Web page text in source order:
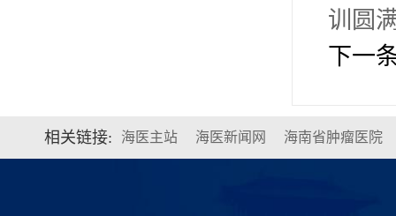
训圆
下一
相关链接: 海医主站 海医新闻网 海南省肿瘤医院